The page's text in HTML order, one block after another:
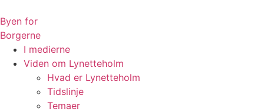
til
indhold
Byen for
Borgerne
I medierne
Viden om Lynetteholm
Hvad er Lynetteholm
Tidslinje
Temaer